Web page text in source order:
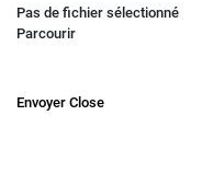
Pas de fichier sélectionné
Parcourir
Envoyer Close